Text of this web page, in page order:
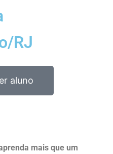
RJ
aluno
mais que um